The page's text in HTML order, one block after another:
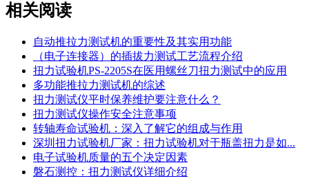
相关阅读
自动推拉力测试机的重要性及其实用功能
（电子连接器）的插拔力测试工艺流程介绍
扭力试验机PS-2205S在医用螺丝刀扭力测试中的应用
多功能推拉力测试机的综述
扭力测试仪平时保养维护要注意什么？
扭力测试仪操作安全注意事项
转轴寿命试验机：深入了解它的组成与作用
深圳扭力试验机厂家：扭力试验机对于瓶盖扭力是如...
电子试验机质量的五个决定因素
磐石测控：扭力测试仪详细介绍